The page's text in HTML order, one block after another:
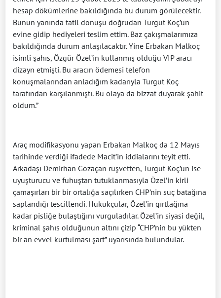
hesap dökümlerine bakıldığında bu durum görülecektir.
Bunun yanında tatil dönüşü doğrudan Turgut Koç’un
evine gidip hediyeleri teslim ettim. Baz çakışmalarımıza
bakıldığında durum anlaşılacaktır. Yine Erbakan Malkoç
isimli şahıs, Özgür Özel’in kullanmış olduğu VIP aracı
dizayn etmişti. Bu aracın ödemesi telefon
konuşmalarından anladığım kadarıyla Turgut Koç
tarafından karşılanmıştı. Bu olaya da bizzat duyarak şahit
oldum.”
Araç modifikasyonu yapan Erbakan Malkoç da 12 Mayıs
tarihinde verdiği ifadede Macit’in iddialarını teyit etti.
Arkadaşı Demirhan Gözaçan rüşvetten, Turgut Koç’un ise
uyuşturucu ve fuhuştan tutuklanmasıyla Özel’in kirli
çamaşırları bir bir ortalığa saçılırken CHP’nin suç batağına
saplandığı tescillendi. Hukukçular, Özel’in gırtlağına
kadar pisliğe bulaştığını vurguladılar. Özel’in siyasi değil,
kriminal şahıs olduğunun altını çizip “CHP’nin bu yükten
bir an evvel kurtulması şart” uyarısında bulundular.